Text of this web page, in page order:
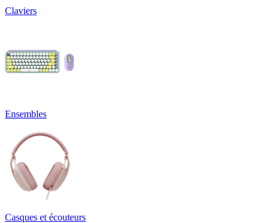
Claviers
Ensembles
Casques et écouteurs